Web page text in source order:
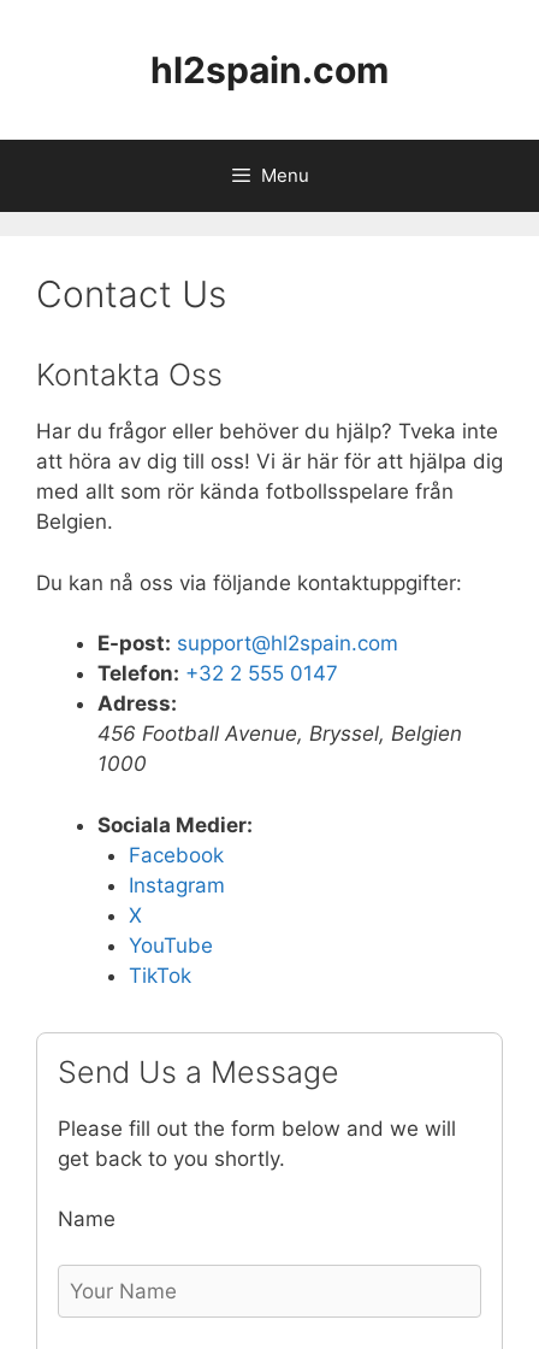
hl2spain.com
Menu
Contact Us
Kontakta Oss
Har du frågor eller behöver du hjälp? Tveka inte
att höra av dig till oss! Vi är här för att hjälpa dig
med allt som rör kända fotbollsspelare från
Belgien.
Du kan nå oss via följande kontaktuppgifter:
E-post: support@hl2spain.com
Telefon: +32 2 555 0147
Adress:
456 Football Avenue, Bryssel, Belgien
1000
Sociala Medier:
Facebook
Instagram
X
YouTube
TikTok
Send Us a Message
Please fill out the form below and we will
get back to you shortly.
Name